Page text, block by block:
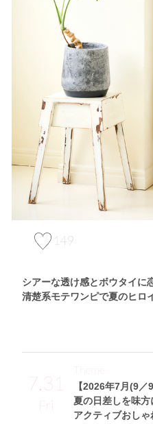
149
シアーな透け感とボウタイに
清楚系モテワンピで夏のヒロ
7.31
Fri
【2026年7月(9／
夏の日差しを味方
アクティブおし
Theme